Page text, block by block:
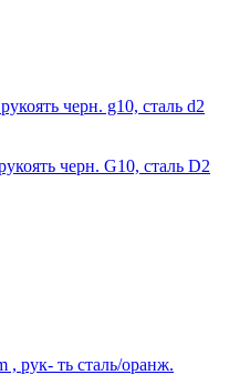
черн. G10, сталь D2